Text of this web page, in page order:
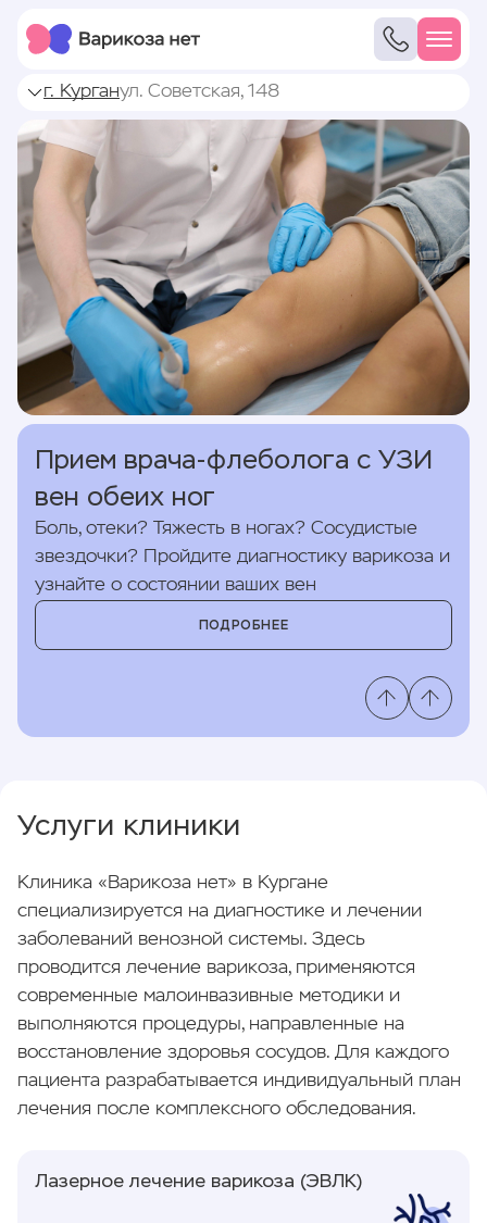
г. Курганул. Советская, 148
Прием врача-флеболога с УЗИ
вен обеих ног
Боль, отеки? Тяжесть в ногах? Сосудистые
звездочки? Пройдите диагностику варикоза и
узнайте о состоянии ваших вен
ПОДРОБНЕЕ
Услуги клиники
Клиника «Варикоза нет» в Кургане
специализируется на диагностике и лечении
заболеваний венозной системы. Здесь
проводится лечение варикоза, применяются
современные малоинвазивные методики и
выполняются процедуры, направленные на
восстановление здоровья сосудов. Для каждого
пациента разрабатывается индивидуальный план
лечения после комплексного обследования.
Лазерное лечение варикоза (ЭВЛК)